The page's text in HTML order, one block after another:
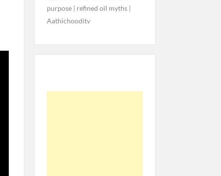
purpose | refined oil myths |
Aathichooditv